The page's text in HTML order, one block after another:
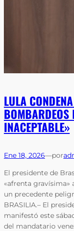
LULA
BOMBARDEOS
INACEPTABLE»
Ene 18, 2026—por
El presidente de
«afrenta gravísima»
un precedente
BRASILIA.– El
manifestó este
del mandatario